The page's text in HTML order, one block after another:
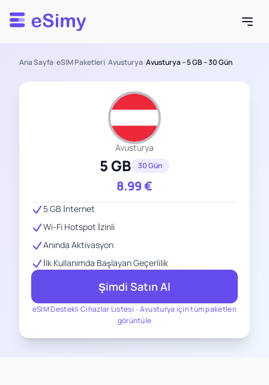
Esimy
Ana Sayfa/eSIM Paketleri/Avusturya/Avusturya – 5 GB – 30 Gün
Avusturya
5 GB 30 Gün
8.99€
eSIM Destekli Cihazlar Listesi - Avusturya için tüm paketleri
görüntüle
5 GB İnternet
Wi-Fi Hotspot İzinli
Anında Aktivasyon
İlk Kullanımda Başlayan Geçerlilik
Şimdi Satın Al